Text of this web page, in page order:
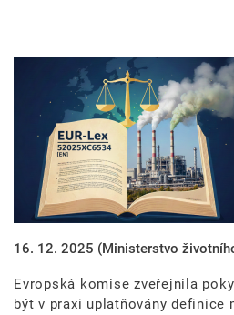
16. 12. 2025 (Ministerstvo
Evropská komise zveřejnila
být v praxi uplatňovány definice